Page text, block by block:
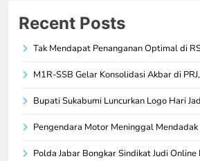
Recent Posts
Tak Mendapat Penanganan Optimal di
M1R-SSB Gelar Konsolidasi Akbar di
Bupati Sukabumi Luncurkan Logo Hari
Pengendara Motor Meninggal
Polda Jabar Bongkar Sindikat Judi